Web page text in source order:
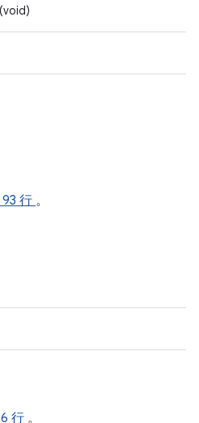
行 。
行 。